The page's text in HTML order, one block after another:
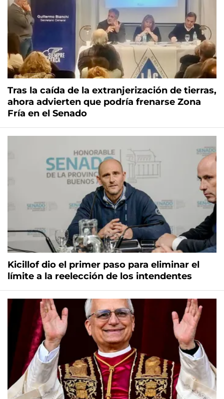
Tras la caída de la extranjerización de tierras,
ahora advierten que podría frenarse Zona
Fría en el Senado
Kicillof dio el primer paso para eliminar el
límite a la reelección de los intendentes